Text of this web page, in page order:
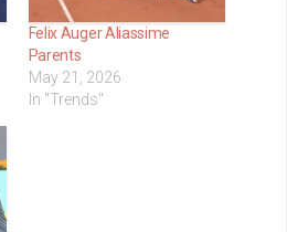
Felix Auger Aliassime
Parents
May 21, 2026
In "Trends"